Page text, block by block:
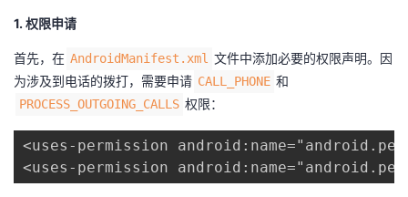
者
我
博
的
我
1. 权限申请
首先，在​ ​AndroidManifest.xml​ ​文件中添加必要的权限声明。因
为涉及到电话的拨打，需要申请​ ​CALL_PHONE​ ​和​
​PROCESS_OUTGOING_CALLS​ ​权限：
<uses-permission
<uses-permission